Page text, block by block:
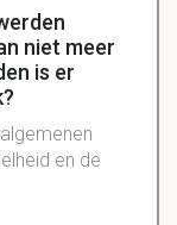
niet meer
is er
en de